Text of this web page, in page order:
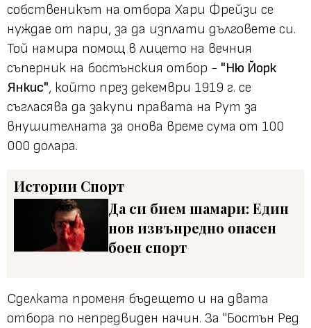
собственикът на отбора Хари Фрейзи се
нуждае от пари, за да изплати дълговете си.
Той намира помощ в лицето на вечния
съперник на бостънския отбор - "Ню Йорк
Янкис", който през декември 1919 г. се
съгласява да закупи правата на Рут за
внушителната за онова време сума от 100
000 долара.
Истории Спорт
Да си бием шамари: Един
нов извънредно опасен
боен спорт
Сделката променя бъдещето и на двата
отбора по непредвиден начин. За "Бостън Ред